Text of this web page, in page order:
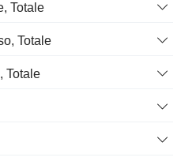
Totale
Totale
Totale